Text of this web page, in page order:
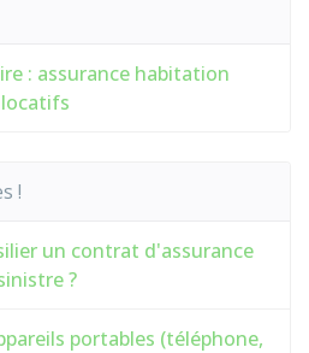
: assurance habitation
!
un contrat d'assurance
?
portables (téléphone,